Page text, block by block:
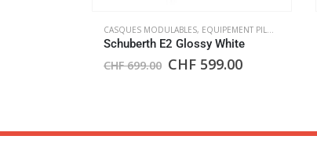
CASQUES MODULABLES, EQUIPEMENT PILOTE
Schuberth E2 Glossy White
CHF699.00 CHF 599.00